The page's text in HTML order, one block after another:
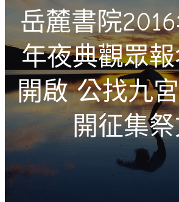
h
岳麓書院
年夜典觀眾
開啟 公找九
開征集